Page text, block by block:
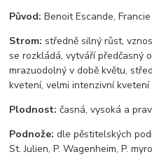
Původ: Benoit Escande, Francie
Strom: středně silný růst,
se rozkládá, vytváří předčasný
mrazuodolný v době květu,
kvetení, velmi intenzivní kvetení
Plodnost: časná, vysoká a
Podnože: dle pěstitelských
St. Julien, P. Wagenheim, P.